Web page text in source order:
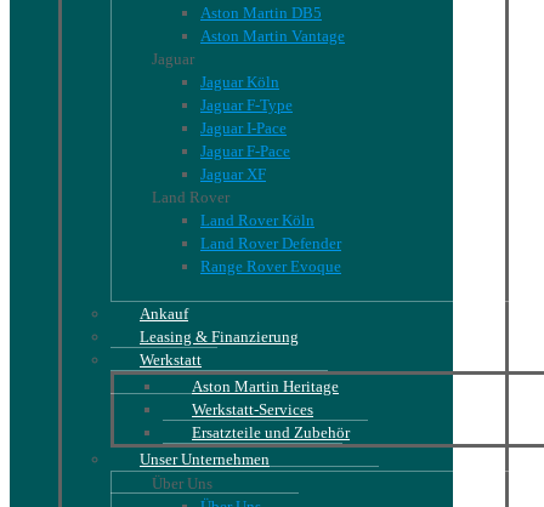
Aston Martin DB5
Aston Martin Vantage
Jaguar
Jaguar Köln
Jaguar F-Type
Jaguar I-Pace
Jaguar F-Pace
Jaguar XF
Land Rover
Land Rover Köln
Land Rover Defender
Range Rover Evoque
Ankauf
Leasing & Finanzierung
Werkstatt
Aston Martin Heritage
Werkstatt-Services
Ersatzteile und Zubehör
Unser Unternehmen
Über Uns